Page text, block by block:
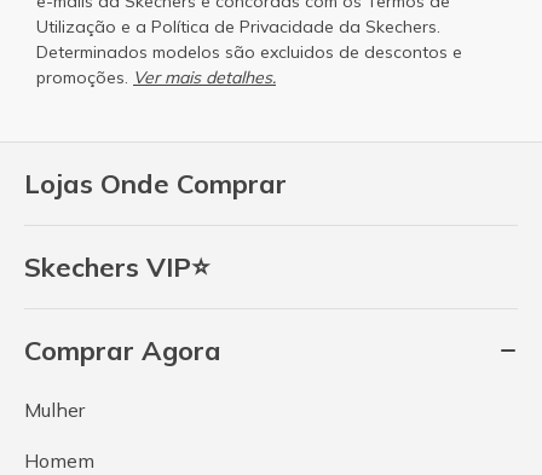
Lojas Onde Comprar
Skechers VIP⭐
Comprar Agora
Mulher
Homem
Utilização e a Política de Privacidade da Skechers.
Determinados modelos são excluidos de descontos e
promoções. Ver mais detalhes.